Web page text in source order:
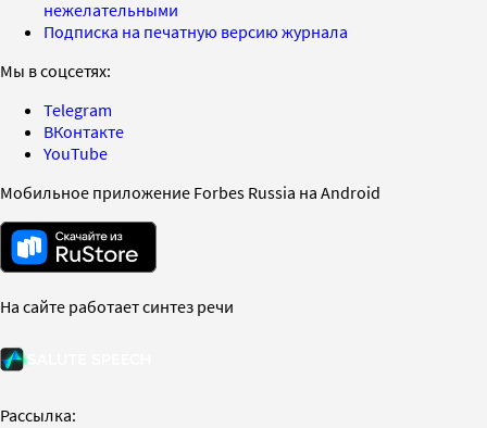
нежелательными
Подписка на печатную версию журнала
Мы в соцсетях:
Telegram
ВКонтакте
YouTube
Мобильное приложение Forbes Russia на Android
На сайте работает синтез речи
Рассылка: